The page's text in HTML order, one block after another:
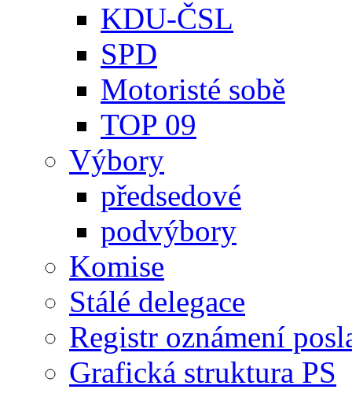
KDU-ČSL
SPD
Motoristé sobě
TOP 09
Výbory
předsedové
podvýbory
Komise
Stálé delegace
Registr oznámení
Grafická struktura PS